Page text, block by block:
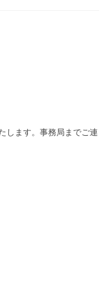
します。事務局までご連